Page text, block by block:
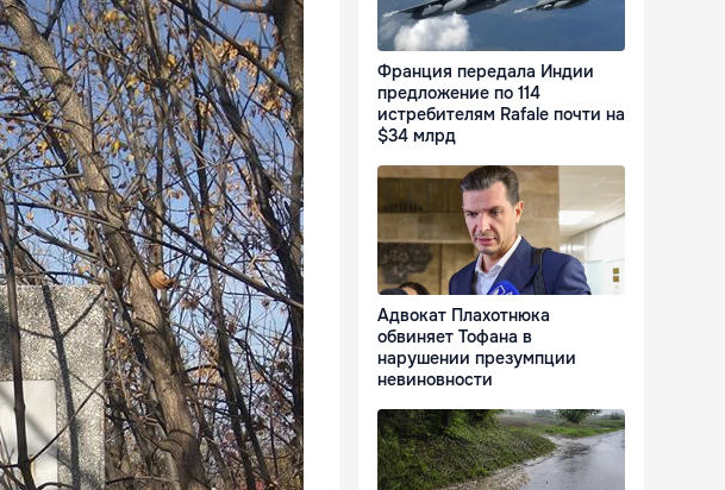
Франция передала Индии
предложение по 114
истребителям Rafale почти на
$34 млрд
Адвокат Плахотнюка
обвиняет Тофана в
нарушении презумпции
невиновности